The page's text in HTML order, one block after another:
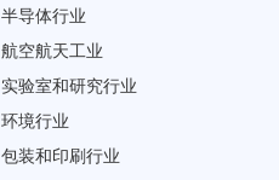
半导体行业
航空航天工业
实验室和研究行业
环境行业
包装和印刷行业